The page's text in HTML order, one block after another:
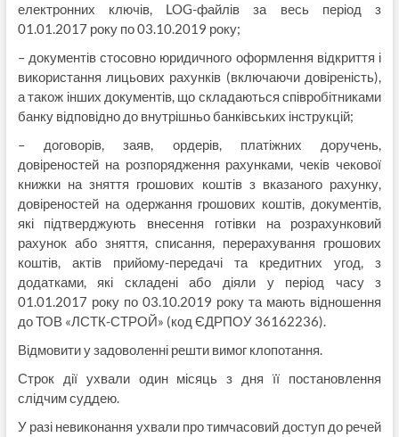
електронних ключів, LOG-файлів за весь період з
01.01.2017 року по 03.10.2019 року;
– документів стосовно юридичного оформлення відкриття і
використання лицьових рахунків (включаючи довіреність),
а також інших документів, що складаються співробітниками
банку відповідно до внутрішньо банківських інструкцій;
– договорів, заяв, ордерів, платіжних доручень,
довіреностей на розпорядження рахунками, чеків чекової
книжки на зняття грошових коштів з вказаного рахунку,
довіреностей на одержання грошових коштів, документів,
які підтверджують внесення готівки на розрахунковий
рахунок або зняття, списання, перерахування грошових
коштів, актів прийому-передачі та кредитних угод, з
додатками, які складені або діяли у період часу з
01.01.2017 року по 03.10.2019 року та мають відношення
до ТОВ «ЛСТК-СТРОЙ» (код ЄДРПОУ 36162236).
Відмовити у задоволенні решти вимог клопотання.
Строк дії ухвали один місяць з дня її постановлення
слідчим суддею.
У разі невиконання ухвали про тимчасовий доступ до речей